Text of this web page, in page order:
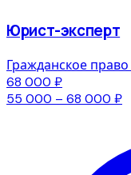
Юрист-эксперт
Гражданское право
68 000 ₽
55 000 – 68 000 ₽